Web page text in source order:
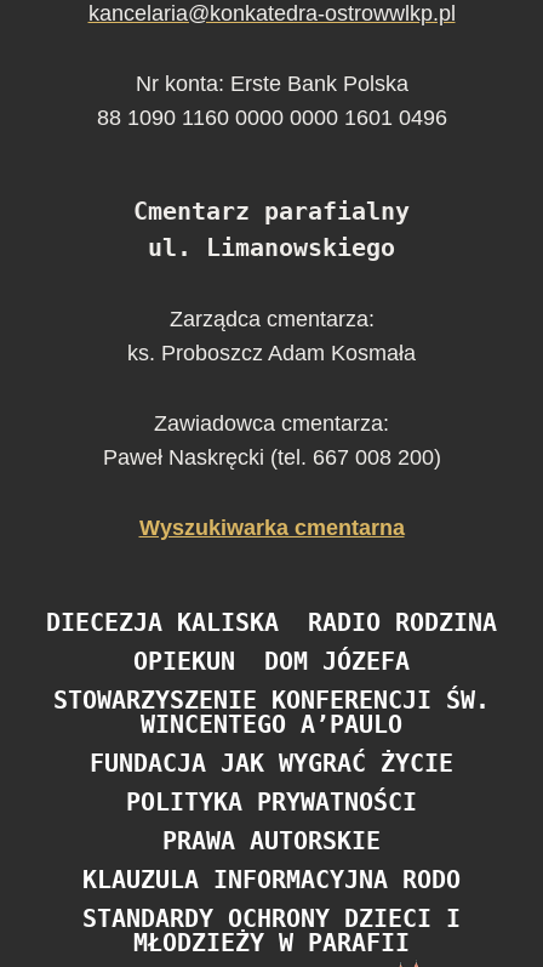
kancelaria@konkatedra-ostrowwlkp.pl
Nr konta: Erste Bank Polska
88 1090 1160 0000 0000 1601 0496
Cmentarz parafialny
ul. Limanowskiego
Zarządca cmentarza:
ks. Proboszcz Adam Kosmała
Zawiadowca cmentarza:
Paweł Naskręcki (tel. 667 008 200)
Wyszukiwarka cmentarna
DIECEZJA KALISKA
RADIO RODZINA
OPIEKUN
DOM JÓZEFA
STOWARZYSZENIE KONFERENCJI ŚW.
WINCENTEGO A’PAULO
FUNDACJA JAK WYGRAĆ ŻYCIE
POLITYKA PRYWATNOŚCI
PRAWA AUTORSKIE
KLAUZULA INFORMACYJNA RODO
STANDARDY OCHRONY DZIECI I
MŁODZIEŻY W PARAFII